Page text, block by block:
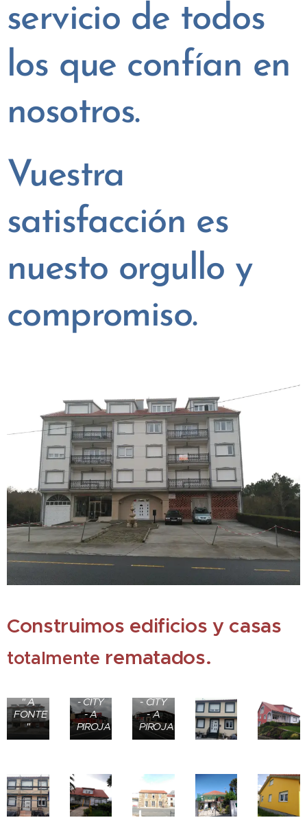
servicio de todos
los que confían en
nosotros.
Vuestra
satisfacción es
nuesto orgullo y
compromiso.
Construimos edificios y casas
totalmente rematados.
" A
FONTE
"
- CITY
- A
PIROJA
- CITY
- A
PIROJA